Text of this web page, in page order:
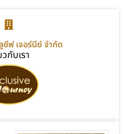
ซีฟ เจอร์นีย์ จำกัด
กับเรา